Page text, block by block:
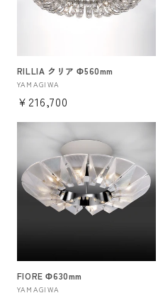
RILLIA クリア Φ560mm
販
売
YAMAGIWA
通
常
¥216,700
FIORE Φ630mm
YAMAGIWA